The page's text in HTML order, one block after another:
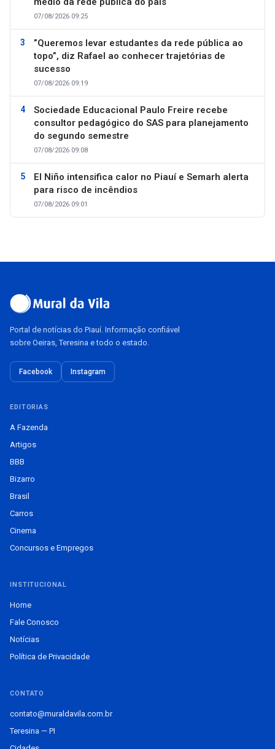
07/08/2026 09:25
”Queremos levar estudantes da rede pública ao
topo”, diz Rafael ao conhecer trajetórias de
sucesso
07/08/2026 09:19
Sociedade Educacional Paulo Freire recebe
consultor pedagógico do SAS para planejamento
do segundo semestre
07/08/2026 09:08
El Niño intensifica calor no Piauí e Semarh alerta
para risco de incêndios
07/08/2026 09:01
Portal de notícias do Piauí. Informação confiável
sobre Oeiras, Teresina e todo o estado.
Facebook Instagram
EDITORIAS
A Fazenda
Artigos
BBB
Bizarro
Brasil
Carros
Cinema
Concursos e Empregos
INSTITUCIONAL
Home
Fale Conosco
Notícias
Política de Privacidade
CONTATO
contato@muraldavila.com.br
Teresina — PI